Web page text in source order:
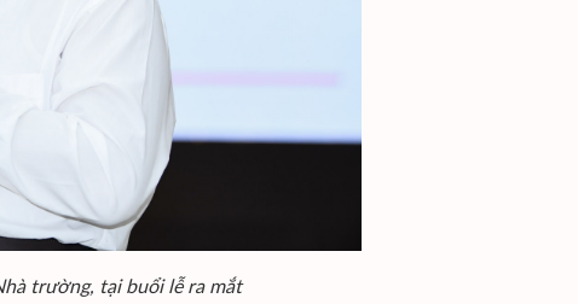
trường, tại buổi lễ ra mắt